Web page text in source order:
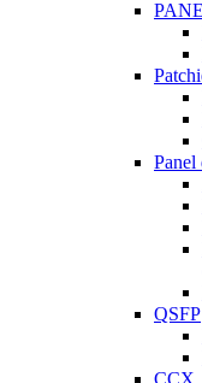
Panel
QSFP
CCX